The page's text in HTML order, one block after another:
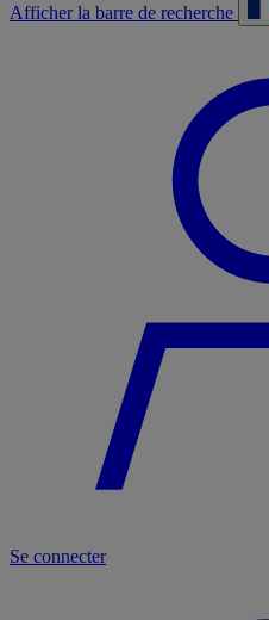
Afficher la barre de recherche
Se connecter